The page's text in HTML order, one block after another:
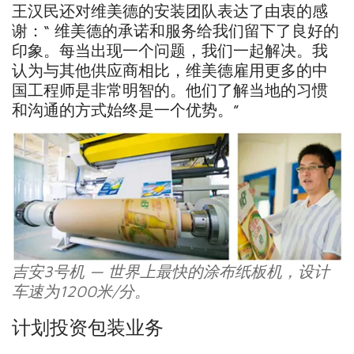
王汉民还对维美德的安装团队表达了由衷的感
谢：“ 维美德的承诺和服务给我们留下了良好的
印象。每当出现一个问题，我们一起解决。我
认为与其他供应商相比，维美德雇用更多的中
国工程师是非常明智的。他们了解当地的习惯
和沟通的方式始终是一个优势。”
吉安3号机 — 世界上最快的涂布纸板机，设计
车速为1200米/分。
计划投资包装业务